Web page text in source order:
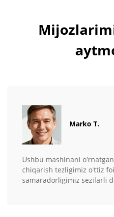
Marko T.
Ushbu mashinani
chiqarish tezligimiz o'ttiz
samaradorligimiz sezilarli